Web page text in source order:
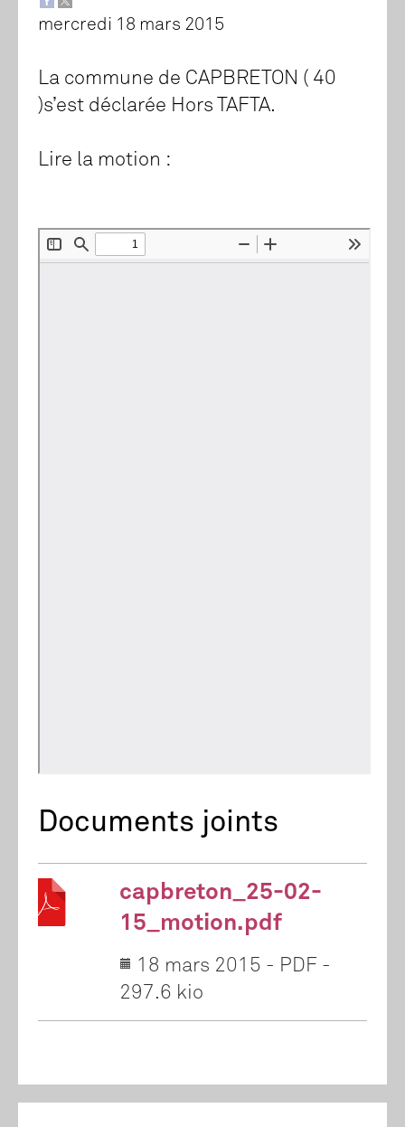
mercredi 18 mars 2015
La commune de CAPBRETON ( 40
)s’est déclarée Hors TAFTA.
Lire la motion :
Documents joints
capbreton_25-02-
15_motion.pdf
18 mars 2015 - PDF -
297.6 kio